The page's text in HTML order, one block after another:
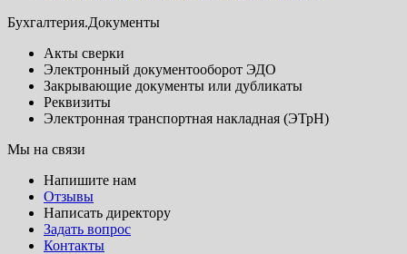
Бухгалтерия.Документы
Акты сверки
Электронный документооборот ЭДО
Закрывающие документы или дубликаты
Реквизиты
Электронная транспортная накладная (ЭТрН)
Мы на связи
Напишите нам
Отзывы
Написать директору
Задать вопрос
Контакты